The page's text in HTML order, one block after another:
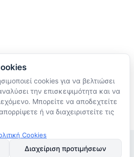
cookies για να βελτιώσει
την επισκεψιμότητα και να
Μπορείτε να αποδεχτείτε
ή να διαχειριστείτε τις
Cookies
Διαχείριση προτιμήσεων